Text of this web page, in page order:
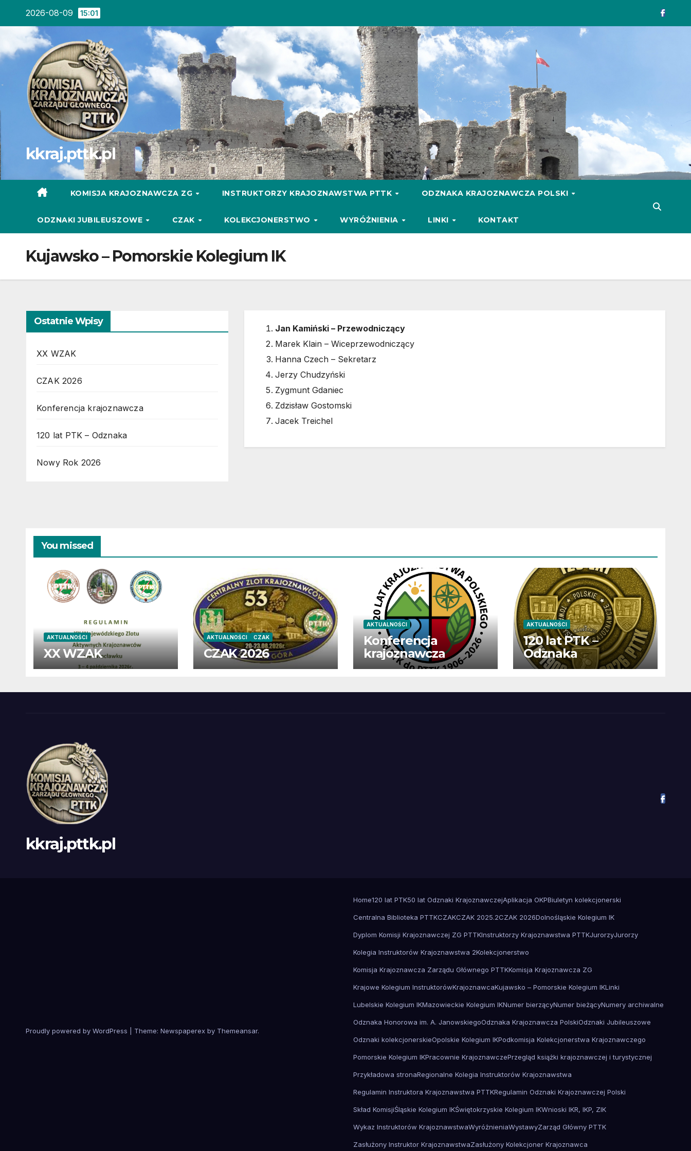
content
2026-08-09 15:01
kkraj.pttk.pl
KOMISJA KRAJOZNAWCZA ZG INSTRUKTORZY KRAJOZNAWSTWA PTTK ODZNAKA KRAJOZNAWCZA POLSKI
ODZNAKI JUBILEUSZOWE CZAK KOLEKCJONERSTWO WYRÓŻNIENIA LINKI KONTAKT
Kujawsko – Pomorskie Kolegium IK
Ostatnie Wpisy
XX WZAK
CZAK 2026
Konferencja krajoznawcza
120 lat PTK – Odznaka
Nowy Rok 2026
Jan Kamiński – Przewodniczący
Marek Klain – Wiceprzewodniczący
Hanna Czech – Sekretarz
Jerzy Chudzyński
Zygmunt Gdaniec
Zdzisław Gostomski
Jacek Treichel
You missed
AKTUALNOŚCI
XX WZAK
AKTUALNOŚCI CZAK
CZAK 2026
AKTUALNOŚCI
Konferencja
krajoznawcza
AKTUALNOŚCI
120 lat PTK –
Odznaka
kkraj.pttk.pl
Proudly powered by WordPress Theme: Newspaperex by Themeansar.
Home120 lat PTK50 lat Odznaki KrajoznawczejAplikacja OKPBiuletyn kolekcjonerski
Centralna Biblioteka PTTKCZAKCZAK 2025.2CZAK 2026Dolnośląskie Kolegium IK
Dyplom Komisji Krajoznawczej ZG PTTKInstruktorzy Krajoznawstwa PTTKJurorzyJurorzy
Kolegia Instruktorów Krajoznawstwa 2Kolekcjonerstwo
Komisja Krajoznawcza Zarządu Głównego PTTKKomisja Krajoznawcza ZG
Krajowe Kolegium InstruktorówKrajoznawcaKujawsko – Pomorskie Kolegium IKLinki
Lubelskie Kolegium IKMazowieckie Kolegium IKNumer bierzącyNumer bieżącyNumery archiwalne
Odznaka Honorowa im. A. JanowskiegoOdznaka Krajoznawcza PolskiOdznaki Jubileuszowe
Odznaki kolekcjonerskieOpolskie Kolegium IKPodkomisja Kolekcjonerstwa Krajoznawczego
Pomorskie Kolegium IKPracownie KrajoznawczePrzegląd książki krajoznawczej i turystycznej
Przykładowa stronaRegionalne Kolegia Instruktorów Krajoznawstwa
Regulamin Instruktora Krajoznawstwa PTTKRegulamin Odznaki Krajoznawczej Polski
Skład KomisjiŚląskie Kolegium IKŚwiętokrzyskie Kolegium IKWnioski IKR, IKP, ZIK
Wykaz Instruktorów KrajoznawstwaWyróżnieniaWystawyZarząd Główny PTTK
Zasłużony Instruktor KrajoznawstwaZasłużony Kolekcjoner Krajoznawca